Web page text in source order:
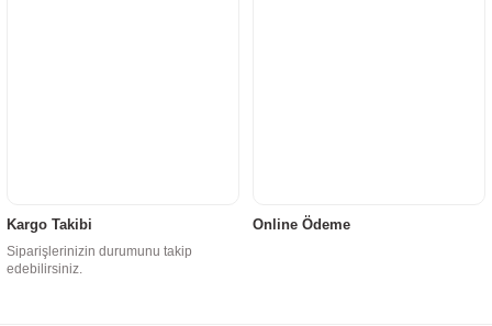
Kargo Takibi
Siparişlerinizin durumunu takip
edebilirsiniz.
Online Ödeme